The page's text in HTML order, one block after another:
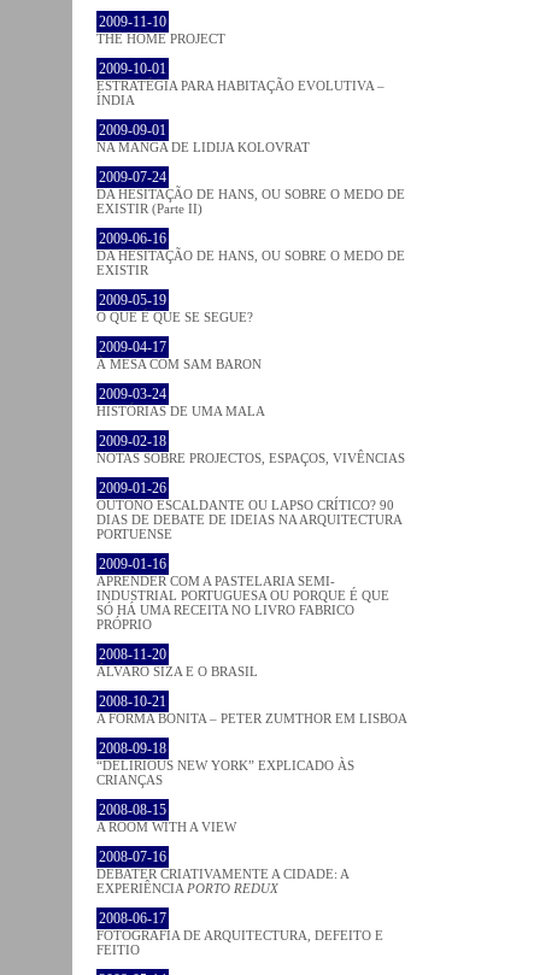
2009-11-10
THE HOME PROJECT
2009-10-01
ESTRATÉGIA PARA HABITAÇÃO EVOLUTIVA –
ÍNDIA
2009-09-01
NA MANGA DE LIDIJA KOLOVRAT
2009-07-24
DA HESITAÇÃO DE HANS, OU SOBRE O MEDO DE
EXISTIR (Parte II)
2009-06-16
DA HESITAÇÃO DE HANS, OU SOBRE O MEDO DE
EXISTIR
2009-05-19
O QUE É QUE SE SEGUE?
2009-04-17
À MESA COM SAM BARON
2009-03-24
HISTÓRIAS DE UMA MALA
2009-02-18
NOTAS SOBRE PROJECTOS, ESPAÇOS, VIVÊNCIAS
2009-01-26
OUTONO ESCALDANTE OU LAPSO CRÍTICO? 90
DIAS DE DEBATE DE IDEIAS NA ARQUITECTURA
PORTUENSE
2009-01-16
APRENDER COM A PASTELARIA SEMI-
INDUSTRIAL PORTUGUESA OU PORQUE É QUE
SÓ HÁ UMA RECEITA NO LIVRO FABRICO
PRÓPRIO
2008-11-20
ÁLVARO SIZA E O BRASIL
2008-10-21
A FORMA BONITA – PETER ZUMTHOR EM LISBOA
2008-09-18
“DELIRIOUS NEW YORK” EXPLICADO ÀS
CRIANÇAS
2008-08-15
A ROOM WITH A VIEW
2008-07-16
DEBATER CRIATIVAMENTE A CIDADE: A
EXPERIÊNCIA PORTO REDUX
2008-06-17
FOTOGRAFIA DE ARQUITECTURA, DEFEITO E
FEITIO